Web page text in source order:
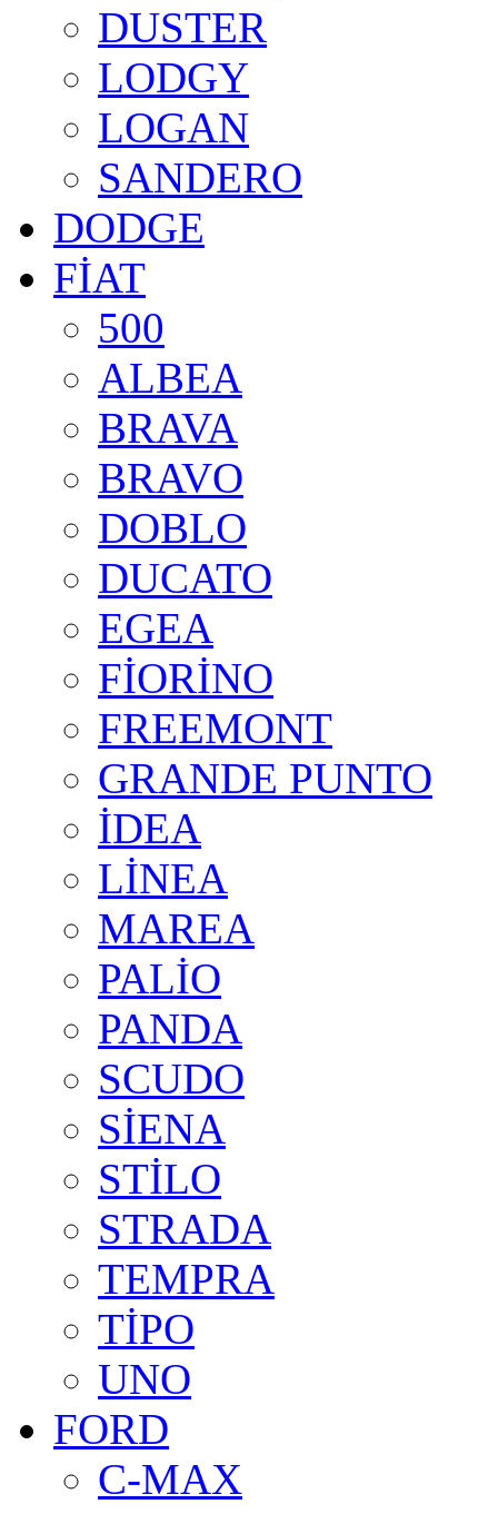
DUSTER
LODGY
LOGAN
SANDERO
DODGE
FİAT
500
ALBEA
BRAVA
BRAVO
DOBLO
DUCATO
EGEA
FİORİNO
FREEMONT
GRANDE PUNTO
İDEA
LİNEA
MAREA
PALİO
PANDA
SCUDO
SİENA
STİLO
STRADA
TEMPRA
TİPO
UNO
FORD
C-MAX